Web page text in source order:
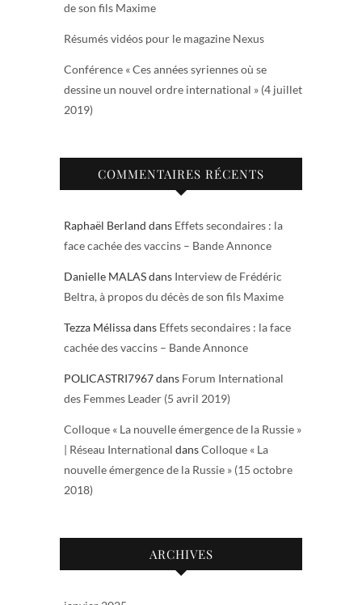
de son fils Maxime
Résumés vidéos pour le magazine Nexus
Conférence « Ces années syriennes où se
dessine un nouvel ordre international » (4 juillet
2019)
COMMENTAIRES RÉCENTS
Raphaël Berland dans Effets secondaires : la
face cachée des vaccins – Bande Annonce
Danielle MALASdans Interview de Frédéric
Beltra, à propos du décès de son fils Maxime
Tezza Mélissadans Effets secondaires : la face
cachée des vaccins – Bande Annonce
POLICASTRI7967dans Forum International
des Femmes Leader (5 avril 2019)
Colloque « La nouvelle émergence de la Russie »
| Réseau International dansColloque « La
nouvelle émergence de la Russie » (15 octobre
2018)
ARCHIVES